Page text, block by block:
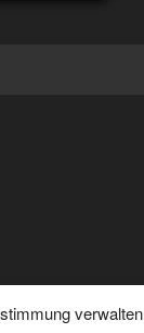
verwalten